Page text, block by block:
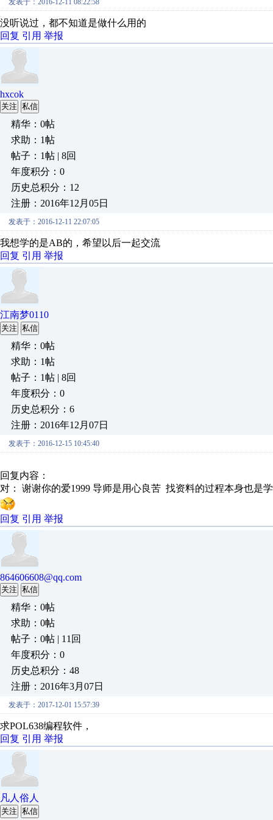
发表于：2016-12-11 08:22:58
没听说过，都不知道是做什么用的
回复 引用 举报
hxcok
关注 私信
精华：0帖
求助：1帖
帖子：1帖 | 8回
年度积分：0
历史总积分：12
注册：2016年12月05日
发表于：2016-12-11 22:07:05
我想学的是AB的，希望以后一起交流
回复 引用 举报
江南梦0110
关注 私信
精华：0帖
求助：1帖
帖子：1帖 | 8回
年度积分：0
历史总积分：6
注册：2016年12月07日
发表于：2016-12-15 10:45:40
回复内容：
对： 谢谢你的爱1999 导师是用心良苦 找资料的过程本身也是
回复 引用 举报
864606608@qq.com
关注 私信
精华：0帖
求助：0帖
帖子：0帖 | 11回
年度积分：0
历史总积分：48
注册：2016年3月07日
发表于：2017-12-01 15:57:39
求POL638编程软件，
回复 引用 举报
凡人俗人
关注 私信